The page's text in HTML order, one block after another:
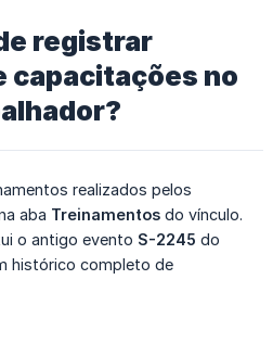
registrar
capacitações no
realizados pelos
aba Treinamentos do vínculo.
o antigo evento S-2245 do
histórico completo de